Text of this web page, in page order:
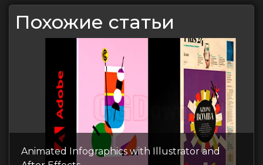
Похожие статьи
Animated Infographics with Illustrator and